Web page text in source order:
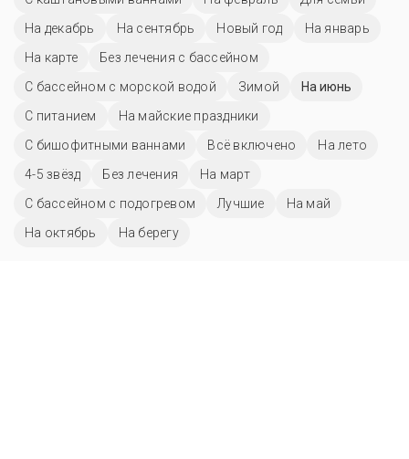
На декабрь
На сентябрь Новый год
На январь
На карте
Без лечения с бассейном
С бассейном с морской водой
Зимой
На июнь
С питанием
На майские праздники
С бишофитными ваннами
Всё включено
На лето
4-5 звёзд
Без лечения
На март
С бассейном с подогревом
Лучшие
На май
На октябрь
На берегу